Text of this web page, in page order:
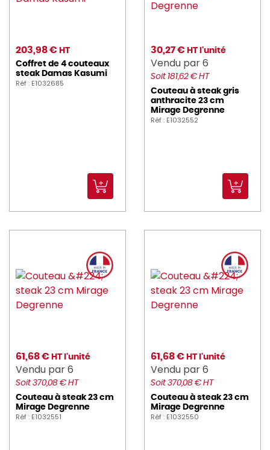
203,98 € HT
Coffret de 4 couteaux
steak Damas Kasumi
Réf : E1032685
30,27 € HT l'unité
Vendu par 6
Soit 181,62 € HT
Couteau à steak gris
anthracite 23 cm
Mirage Degrenne
Réf : E1032552
61,68 € HT l'unité
Vendu par 6
Soit 370,08 € HT
Couteau à steak 23 cm
Mirage Degrenne
Réf : E1032551
61,68 € HT l'unité
Vendu par 6
Soit 370,08 € HT
Couteau à steak 23 cm
Mirage Degrenne
Réf : E1032550